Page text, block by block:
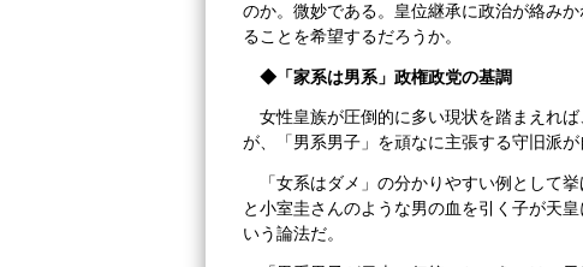
のか。微妙である。皇位継承に政治が絡み
ることを希望するだろうか。
◆「家系は男系」政権政党の基調
女性皇族が圧倒的に多い現状を踏まえれ
が、「男系男子」を頑なに主張する守旧派が
「女系はダメ」の分かりやすい例として
と小室圭さんのような男の血を引く子が天
いう論法だ。